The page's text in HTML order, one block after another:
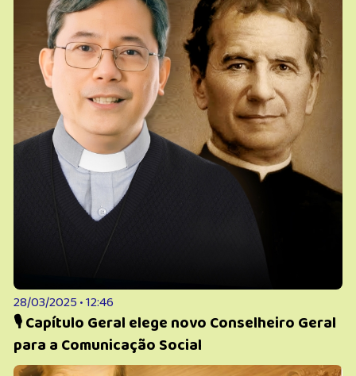
28/03/2025 • 12:46
🎙️ Capítulo Geral elege novo Conselheiro Geral
para a Comunicação Social